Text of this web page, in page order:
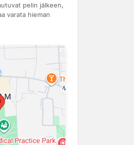
pelin jälkeen,
varata hieman